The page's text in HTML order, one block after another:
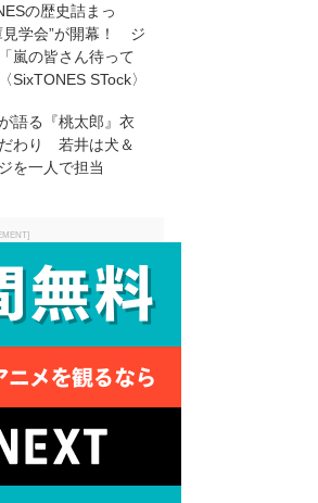
の歴史詰まっ
見学会”が開幕！ ジ
嵐の皆さん待って
SixTONES STock〉
語る『桃太郎』衣
わり 若井は犬＆
を一人で担当